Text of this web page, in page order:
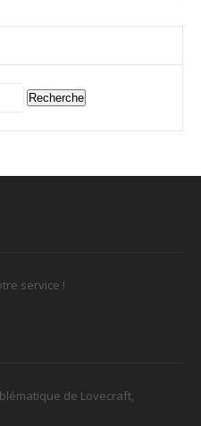
Recherche
service !
de Lovecraft,